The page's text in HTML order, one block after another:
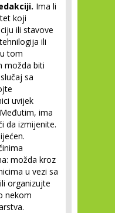
Ima li
koji
ili stavove
ili
tom
možda biti
sa
uvijek
ima
da izmijenite.
možda kroz
u vezi sa
organizujte
nekom